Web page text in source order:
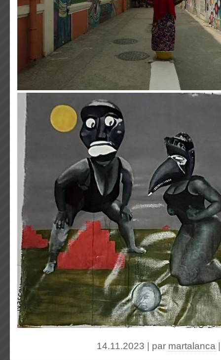
14.11.2023 | par martalanca